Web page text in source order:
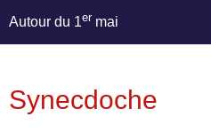
Autour du 1er mai
Synecdoche